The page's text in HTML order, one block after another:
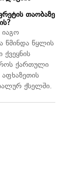
თაობაზე
იაგო
წმინდა წყლის
ქართული
ქსელში.